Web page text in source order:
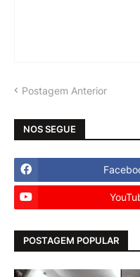
Postagem Anterior
NOS SEGUE
POSTAGEM POPULAR